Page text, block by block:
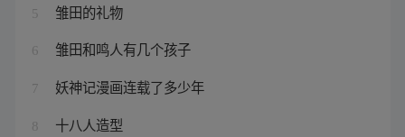
5 雏田的礼物
6 雏田和鸣人有几个孩子
7 妖神记漫画连载了多少年
8 十八人造型